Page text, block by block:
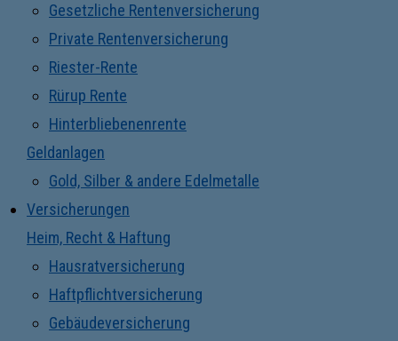
Gesetzliche Rentenversicherung
Private Rentenversicherung
Riester-Rente
Rürup Rente
Hinterbliebenenrente
Geldanlagen
Gold, Silber & andere Edelmetalle
Versicherungen
Heim, Recht & Haftung
Hausratversicherung
Haftpflichtversicherung
Gebäudeversicherung